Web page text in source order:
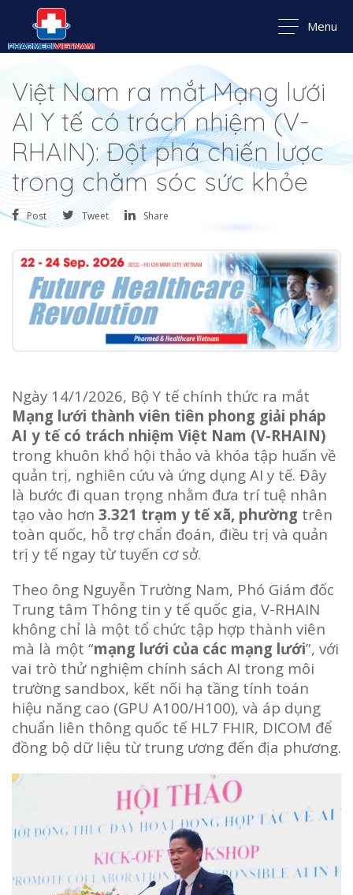
Menu
Việt Nam ra mắt Mạng lưới
AI Y tế có trách nhiệm (V-
RHAIN): Đột phá chiến lược
trong chăm sóc sức khỏe
Post Tweet Share
Ngày 14/1/2026, Bộ Y tế chính thức ra mắt
Mạng lưới thành viên tiên phong giải pháp
AI y tế có trách nhiệm Việt Nam (V-RHAIN)
trong khuôn khổ hội thảo và khóa tập huấn về
quản trị, nghiên cứu và ứng dụng AI y tế. Đây
là bước đi quan trọng nhằm đưa trí tuệ nhân
tạo vào hơn 3.321 trạm y tế xã, phường trên
toàn quốc, hỗ trợ chẩn đoán, điều trị và quản
trị y tế ngay từ tuyến cơ sở.
Theo ông Nguyễn Trường Nam, Phó Giám đốc
Trung tâm Thông tin y tế quốc gia, V-RHAIN
không chỉ là một tổ chức tập hợp thành viên
mà là một “mạng lưới của các mạng lưới”, với
vai trò thử nghiệm chính sách AI trong môi
trường sandbox, kết nối hạ tầng tính toán
hiệu năng cao (GPU A100/H100), và áp dụng
chuẩn liên thông quốc tế HL7 FHIR, DICOM để
đồng bộ dữ liệu từ trung ương đến địa phương.